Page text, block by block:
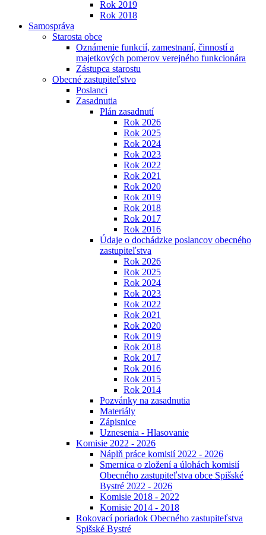
Rok 2019
Rok 2018
Samospráva
Starosta obce
Oznámenie funkcií, zamestnaní, činností a
majetkových pomerov verejného funkcionára
Zástupca starostu
Obecné zastupiteľstvo
Poslanci
Zasadnutia
Plán zasadnutí
Rok 2026
Rok 2025
Rok 2024
Rok 2023
Rok 2022
Rok 2021
Rok 2020
Rok 2019
Rok 2018
Rok 2017
Rok 2016
Údaje o dochádzke poslancov obecného
zastupiteľstva
Rok 2026
Rok 2025
Rok 2024
Rok 2023
Rok 2022
Rok 2021
Rok 2020
Rok 2019
Rok 2018
Rok 2017
Rok 2016
Rok 2015
Rok 2014
Pozvánky na zasadnutia
Materiály
Zápisnice
Uznesenia - Hlasovanie
Komisie 2022 - 2026
Náplň práce komisií 2022 - 2026
Smernica o zložení a úlohách komisií
Obecného zastupiteľstva obce Spišské
Bystré 2022 - 2026
Komisie 2018 - 2022
Komisie 2014 - 2018
Rokovací poriadok Obecného zastupiteľstva
Spišské Bystré